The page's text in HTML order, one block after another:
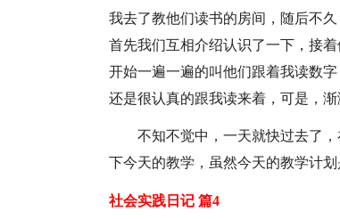
我去了教他们读书的房间，随后不
首先我们互相介绍认识了一下，接
开始一遍一遍的叫他们跟着我读数
还是很认真的跟我读来着，可是，
不知不觉中，一天就快过去了
下今天的教学，虽然今天的教学计
社会实践日记 篇4